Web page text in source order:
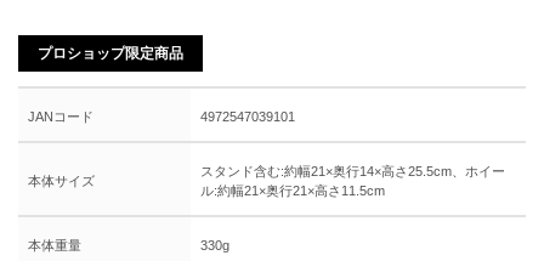
プロショップ限定商品
JANコード 4972547039101
本体サイズ
スタンド含む:約幅21×奥行14×高さ25.5cm、ホイー
ル:約幅21×奥行21×高さ11.5cm
本体重量 330g